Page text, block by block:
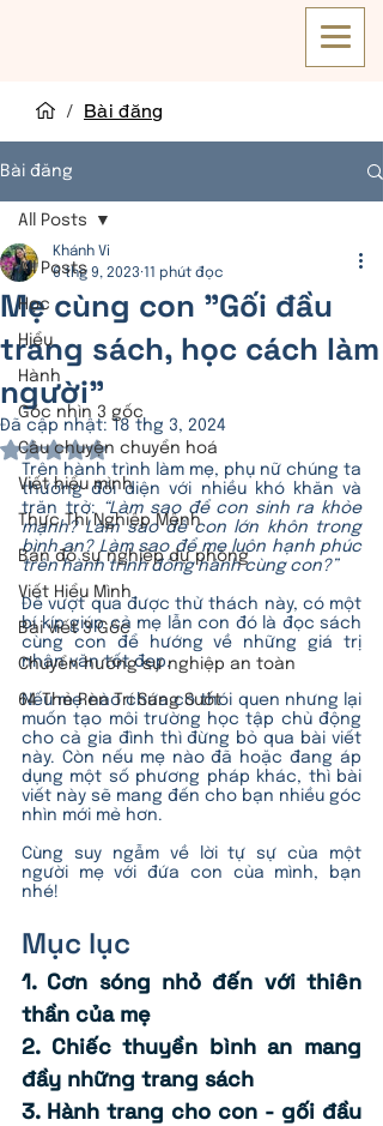
/ Bài đăng
Bài đăng
All Posts
Học
Hiểu
Hành
Góc nhìn 3 gốc
Câu chuyện chuyển hoá
Viết hiểu mình
Thực Thi Nghiệp Mệnh
Bản đồ sự nghiệp dự phòng
Viết Hiểu Mình
Bài viết 3 Gốc
Chuyển hướng sự nghiệp an toàn
64 Thẻ Rèn Trí Sáng Suốt
All Posts
Mẹ cùng con "Gối đầu
trang sách, học cách làm
người"
Khánh Vi
6 thg 9, 2023 11 phút đọc
Đã cập nhật: 18 thg 3, 2024
Đã xếp hạng NaN/5 sao.
Trên hành trình làm mẹ, phụ nữ chúng ta
thường đối diện với nhiều khó khăn và
trăn trở: “Làm sao để con sinh ra khỏe
mạnh? Làm sao để con lớn khôn trong
bình an? Làm sao để mẹ luôn hạnh phúc
trên hành trình đồng hành cùng con?”
Để vượt qua được thử thách này, có một
bí kíp giúp cả mẹ lẫn con đó là đọc sách
cùng con để hướng về những giá trị
nhân văn tốt đẹp.
Nếu mẹ nào chưa có thói quen nhưng lại
muốn tạo môi trường học tập chủ động
cho cả gia đình thì đừng bỏ qua bài viết
này. Còn nếu mẹ nào đã hoặc đang áp
dụng một số phương pháp khác, thì bài
viết này sẽ mang đến cho bạn nhiều góc
nhìn mới mẻ hơn.
Cùng suy ngẫm về lời tự sự của một
người mẹ với đứa con của mình, bạn
nhé!
Mục lục
1. Cơn sóng nhỏ đến với thiên
thần của mẹ
2. Chiếc thuyền bình an mang
đầy những trang sách
3. Hành trang cho con - gối đầu